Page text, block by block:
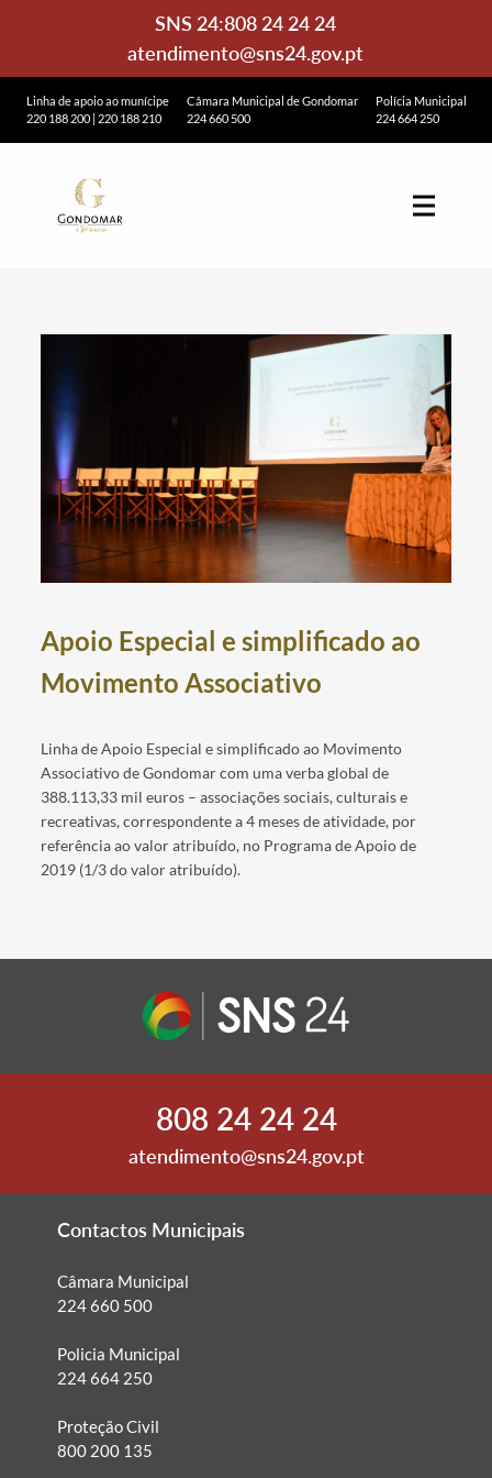
SNS 24:808 24 24 24
atendimento@sns24.gov.pt
Linha de apoio ao munícipe
220 188 200| 220 188 210
Câmara Municipal de Gondomar
224 660 500
Polícia Municipal
224 664 250
Apoio Especial e simplificado ao
Movimento Associativo
Linha de Apoio Especial e simplificado ao Movimento
Associativo de Gondomar com uma verba global de
388.113,33 mil euros – associações sociais, culturais e
recreativas, correspondente a 4 meses de atividade, por
referência ao valor atribuído, no Programa de Apoio de
2019 (1/3 do valor atribuído).
808 24 24 24
atendimento@sns24.gov.pt
Contactos Municipais
Câmara Municipal
224 660 500
Policia Municipal
224 664 250
Proteção Civil
800 200 135